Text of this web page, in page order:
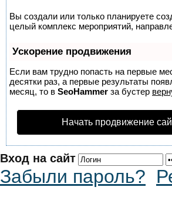
Вы создали или только планируете
целый комплекс мероприятий,
Ускорение продвижения
Если вам трудно попасть на первые
десятки раз, а первые результаты
месяц, то в SeoHammer за бустер
Начать продвижение
Вход на сайт
Забыли пароль?